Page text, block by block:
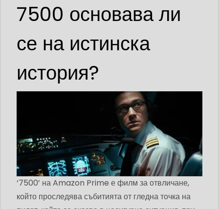
7500 основава ли
се на истинска
история?
‘7500’ на Amazon Prime е филм за отвличане,
който проследява събитията от гледна точка на